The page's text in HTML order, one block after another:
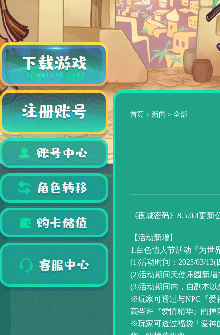
首页 > 新闻 > 全部
《夜城密码》8.5.0.4更新
【活动新增】
1.白色情人节活动『为世
(1)活动时间：2025/03/
(2)活动期间天使乐园新
(3)活动期间内，自副本
※玩家可透过与NPC『爱
高些许『爱情精华』的掉
※玩家可透过福袋「爱神